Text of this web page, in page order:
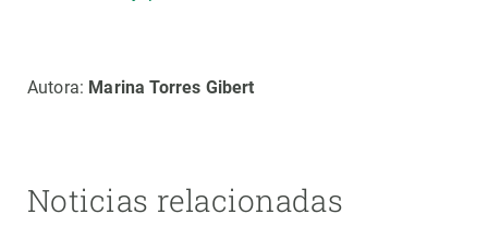
Autora: Marina Torres Gibert
Noticias relacionadas